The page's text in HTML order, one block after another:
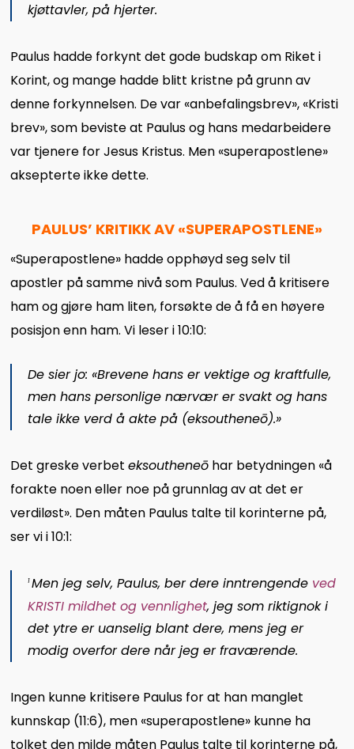
kjøttavler, på hjerter.
Paulus hadde forkynt det gode budskap om Riket i
Korint, og mange hadde blitt kristne på grunn av
denne forkynnelsen. De var «anbefalingsbrev», «Kristi
brev», som beviste at Paulus og hans medarbeidere
var tjenere for Jesus Kristus. Men «superapostlene»
aksepterte ikke dette.
PAULUS’ KRITIKK AV «SUPERAPOSTLENE»
«Superapostlene» hadde opphøyd seg selv til
apostler på samme nivå som Paulus. Ved å kritisere
ham og gjøre ham liten, forsøkte de å få en høyere
posisjon enn ham. Vi leser i 10:10:
De sier jo: «Brevene hans er vektige og kraftfulle,
men hans personlige nærvær er svakt og hans
tale ikke verd å akte på (eksoutheneō).»
Det greske verbeteksoutheneō har betydningen «å
forakte noen eller noe på grunnlag av at det er
verdiløst». Den måten Paulus talte til korinterne på,
ser vi i 10:1:
1 Men jeg selv, Paulus, ber dere inntrengende ved
KRISTI mildhet og vennlighet, jeg som riktignok i
det ytre er uanselig blant dere, mens jeg er
modig overfor dere når jeg er fraværende.
Ingen kunne kritisere Paulus for at han manglet
kunnskap (11:6), men «superapostlene» kunne ha
tolket den milde måten Paulus talte til korinterne på,